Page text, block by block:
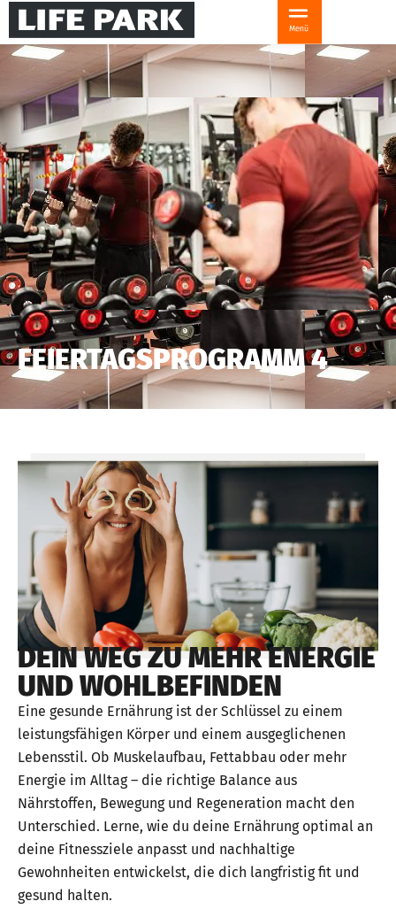
FEIERTAGSPROGRAMM 4
DEIN WEG ZU MEHR ENERGIE
UND WOHLBEFINDEN
Eine gesunde Ernährung ist der Schlüssel zu einem
leistungsfähigen Körper und einem ausgeglichenen
Lebensstil. Ob Muskelaufbau, Fettabbau oder mehr
Energie im Alltag – die richtige Balance aus
Nährstoffen, Bewegung und Regeneration macht den
Unterschied. Lerne, wie du deine Ernährung optimal an
deine Fitnessziele anpasst und nachhaltige
Gewohnheiten entwickelst, die dich langfristig fit und
gesund halten.